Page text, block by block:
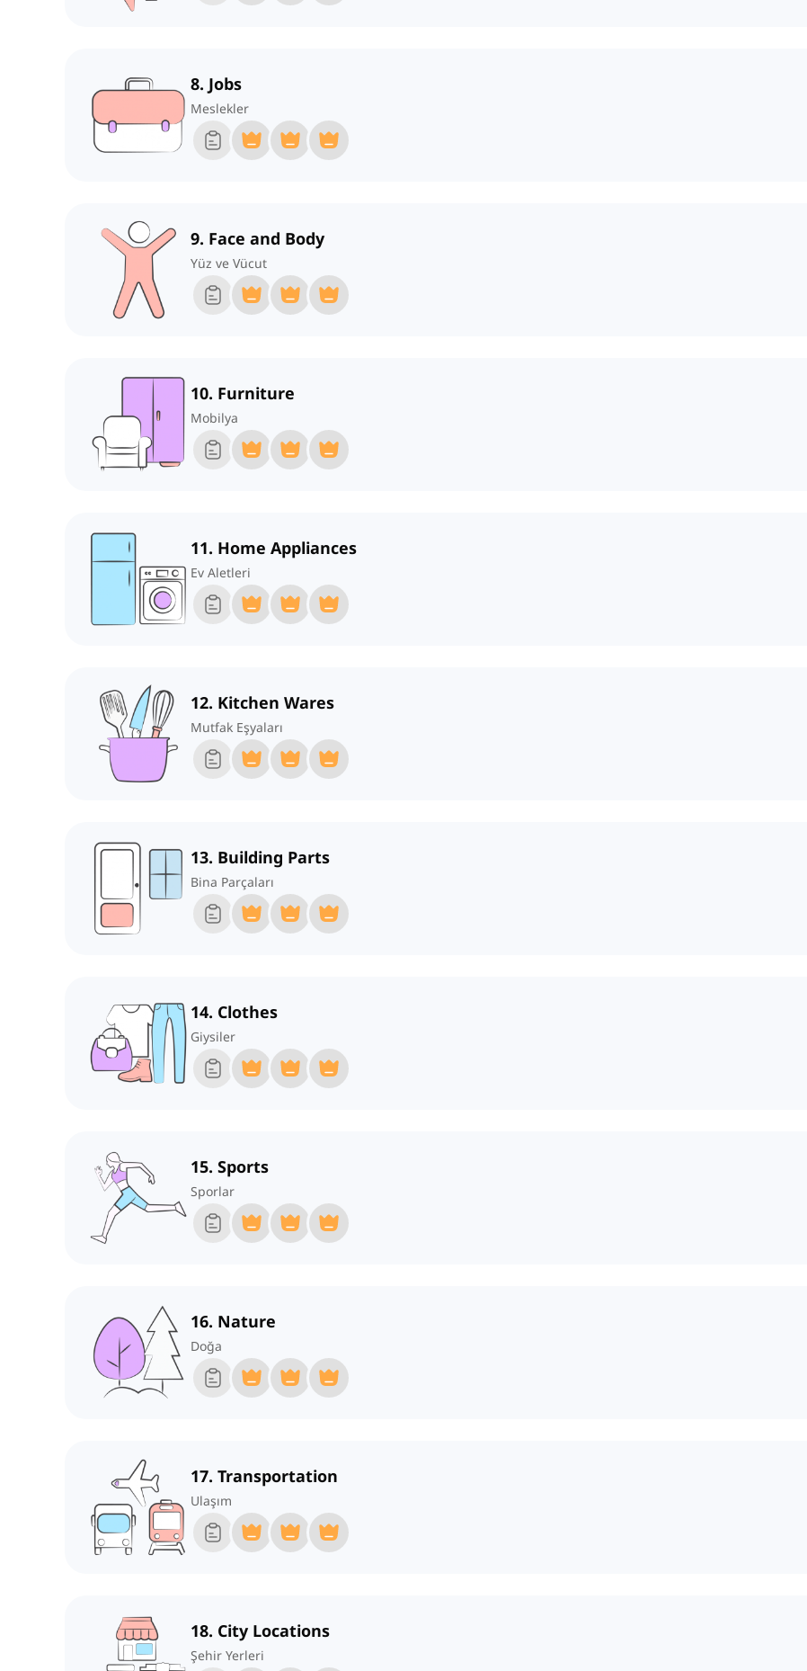
8. Jobs
Meslekler
9. Face and Body
Yüz ve Vücut
10. Furniture
Mobilya
11. Home Appliances
Ev Aletleri
12. Kitchen Wares
Mutfak Eşyaları
13. Building Parts
Bina Parçaları
14. Clothes
Giysiler
15. Sports
Sporlar
16. Nature
Doğa
17. Transportation
Ulaşım
18. City Locations
Şehir Yerleri